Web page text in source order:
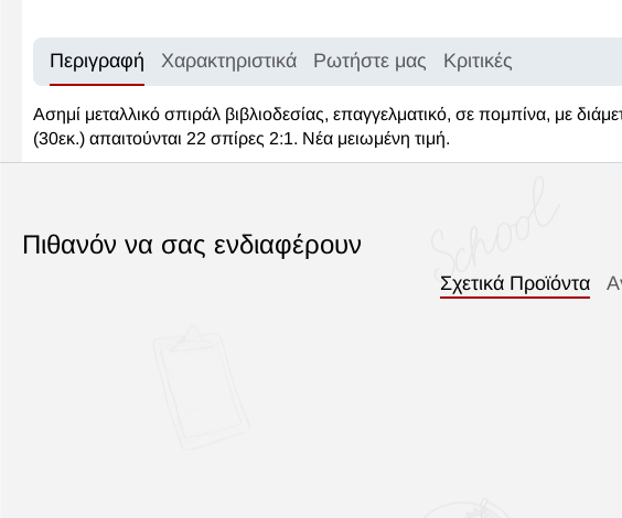
Περιγραφή Χαρακτηριστικά Ρωτήστε μας Κριτικές
Ασημί μεταλλικό σπιράλ βιβλιοδεσίας, επαγγελματικό, σε πομπίνα, με
(30εκ.) απαιτούνται 22 σπίρες 2:1. Νέα μειωμένη τιμή.
Πιθανόν να σας ενδιαφέρουν
Σχετικά Προϊόντα